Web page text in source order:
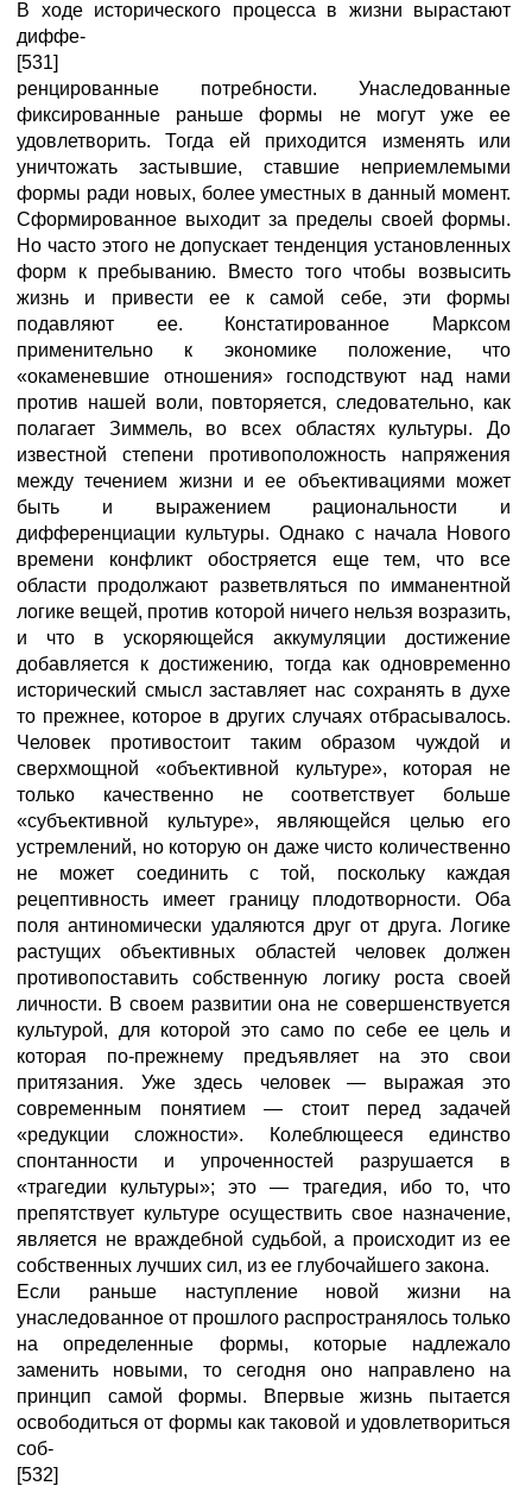
В ходе исторического процесса в жизни вырастают
диффе-
[531]
ренцированные потребности. Унаследованные
фиксированные раньше формы не могут уже ее
удовлетворить. Тогда ей приходится изменять или
уничтожать застывшие, ставшие неприемлемыми
формы ради новых, более уместных в данный момент.
Сформированное выходит за пределы своей формы.
Но часто этого не допускает тенденция установленных
форм к пребыванию. Вместо того чтобы возвысить
жизнь и привести ее к самой себе, эти формы
подавляют ее. Констатированное Марксом
применительно к экономике положение, что
«окаменевшие отношения» господствуют над нами
против нашей воли, повторяется, следовательно, как
полагает Зиммель, во всех областях культуры. До
известной степени противоположность напряжения
между течением жизни и ее объективациями может
быть и выражением рациональности и
дифференциации культуры. Однако с начала Нового
времени конфликт обостряется еще тем, что все
области продолжают разветвляться по имманентной
логике вещей, против которой ничего нельзя возразить,
и что в ускоряющейся аккумуляции достижение
добавляется к достижению, тогда как одновременно
исторический смысл заставляет нас сохранять в духе
то прежнее, которое в других случаях отбрасывалось.
Человек противостоит таким образом чуждой и
сверхмощной «объективной культуре», которая не
только качественно не соответствует больше
«субъективной культуре», являющейся целью его
устремлений, но которую он даже чисто количественно
не может соединить с той, поскольку каждая
рецептивность имеет границу плодотворности. Оба
поля антиномически удаляются друг от друга. Логике
растущих объективных областей человек должен
противопоставить собственную логику роста своей
личности. В своем развитии она не совершенствуется
культурой, для которой это само по себе ее цель и
которая по-прежнему предъявляет на это свои
притязания. Уже здесь человек — выражая это
современным понятием — стоит перед задачей
«редукции сложности». Колеблющееся единство
спонтанности и упроченностей разрушается в
«трагедии культуры»; это — трагедия, ибо то, что
препятствует культуре осуществить свое назначение,
является не враждебной судьбой, а происходит из ее
собственных лучших сил, из ее глубочайшего закона.
Если раньше наступление новой жизни на
унаследованное от прошлого распространялось только
на определенные формы, которые надлежало
заменить новыми, то сегодня оно направлено на
принцип самой формы. Впервые жизнь пытается
освободиться от формы как таковой и удовлетвориться
соб-
[532]